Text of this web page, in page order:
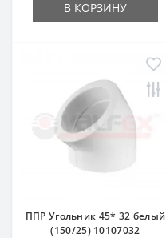
В КОРЗИНУ
ППР Угольник 45* 32 белый
(150/25) 10107032